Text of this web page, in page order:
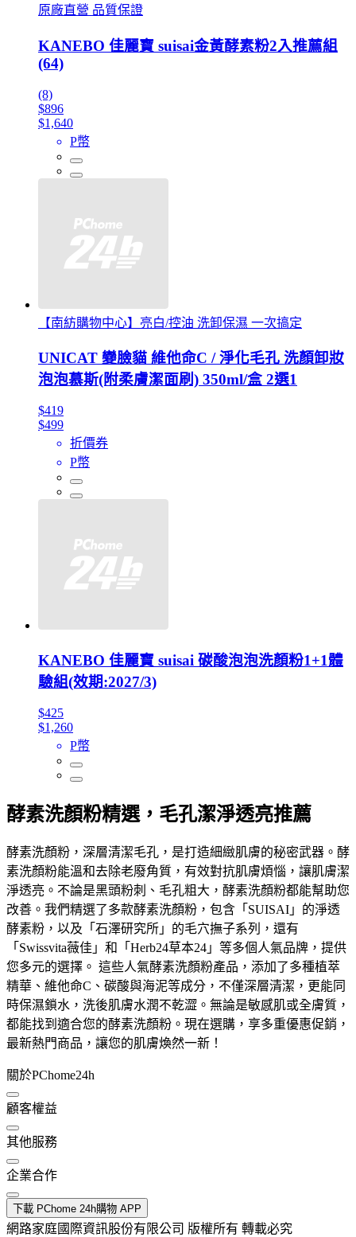
原廠直營 品質保證
KANEBO 佳麗寶 suisai金黃酵素粉2入推薦組
(64)
(8)
$896
$1,640
P幣
【南紡購物中心】亮白/控油 洗卸保濕 一次搞定
UNICAT 變臉貓 維他命C / 淨化毛孔 洗顏卸妝
泡泡慕斯(附柔膚潔面刷) 350ml/盒 2選1
$419
$499
折價券
P幣
KANEBO 佳麗寶 suisai 碳酸泡泡洗顏粉1+1體
驗組(效期:2027/3)
$425
$1,260
P幣
酵素洗顏粉精選，毛孔潔淨透亮推薦
酵素洗顏粉，深層清潔毛孔，是打造細緻肌膚的秘密武器。酵
素洗顏粉能溫和去除老廢角質，有效對抗肌膚煩惱，讓肌膚潔
淨透亮。不論是黑頭粉刺、毛孔粗大，酵素洗顏粉都能幫助您
改善。我們精選了多款酵素洗顏粉，包含「SUISAI」的淨透
酵素粉，以及「石澤研究所」的毛穴撫子系列，還有
「Swissvita薇佳」和「Herb24草本24」等多個人氣品牌，提供
您多元的選擇。 這些人氣酵素洗顏粉產品，添加了多種植萃
精華、維他命C、碳酸與海泥等成分，不僅深層清潔，更能同
時保濕鎖水，洗後肌膚水潤不乾澀。無論是敏感肌或全膚質，
都能找到適合您的酵素洗顏粉。現在選購，享多重優惠促銷，
最新熱門商品，讓您的肌膚煥然一新！
關於PChome24h
顧客權益
其他服務
企業合作
下載 PChome 24h購物 APP
網路家庭國際資訊股份有限公司 版權所有 轉載必究